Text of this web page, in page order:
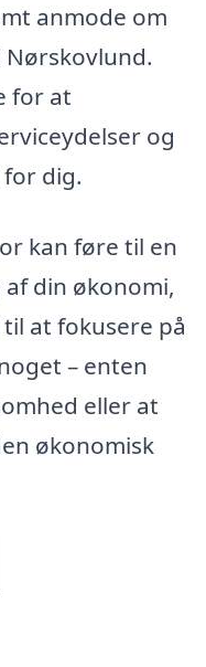
anmode om
for at
og
dig.
kan føre til en
din økonomi,
at fokusere på
– enten
eller at
økonomisk